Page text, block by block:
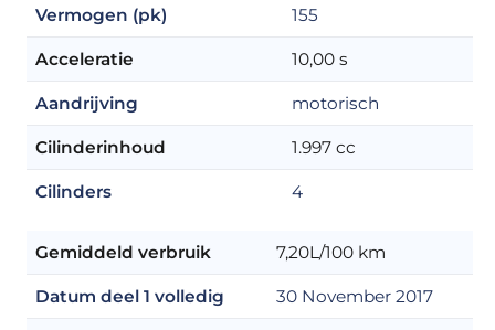
Vermogen (pk) 155
Acceleratie 10,00 s
Aandrijving motorisch
Cilinderinhoud 1.997 cc
Cilinders 4
Gemiddeld verbruik 7,20L/100 km
Datum deel 1 volledig 30 November 2017